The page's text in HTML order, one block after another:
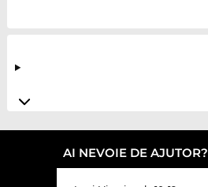
AI NEVOIE DE AJUTOR?